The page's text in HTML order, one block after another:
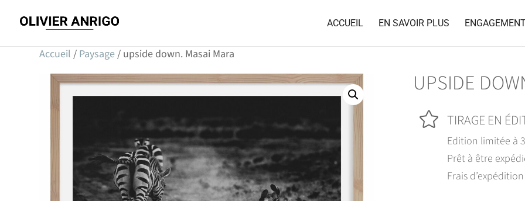
ACCUEIL EN SAVOIR PLUS
Accueil / Paysage/ upside down. Masai Mara
UPSIDE
 TIRAGE EN
Edition limitée à
Prêt à être
Frais